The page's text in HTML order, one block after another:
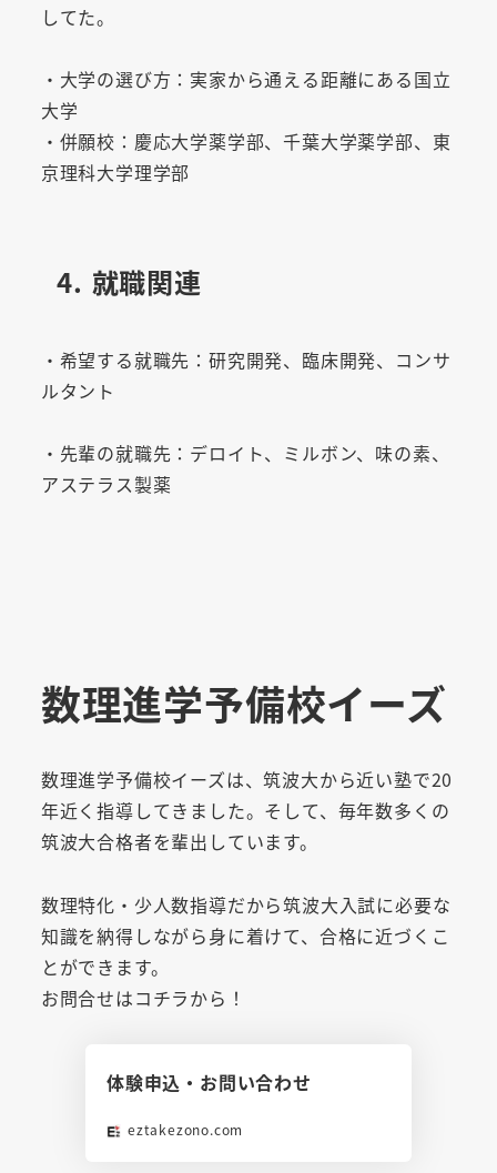
してた。
・大学の選び方：実家から通える距離にある国立
大学
・併願校：慶応大学薬学部、千葉大学薬学部、東
京理科大学理学部
4. 就職関連
・希望する就職先：研究開発、臨床開発、コンサ
ルタント
・先輩の就職先：デロイト、ミルボン、味の素、
アステラス製薬
数理進学予備校イーズ
数理進学予備校イーズは、筑波大から近い塾で20
年近く指導してきました。そして、毎年数多くの
筑波大合格者を輩出しています。
数理特化・少人数指導だから筑波大入試に必要な
知識を納得しながら身に着けて、合格に近づくこ
とができます。
お問合せはコチラから！
体験申込・お問い合わせ
eztakezono.com